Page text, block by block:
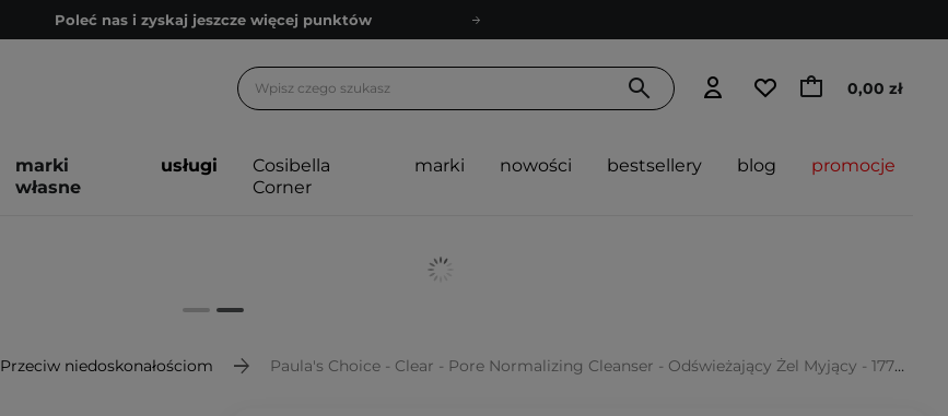
Poleć nas i zyskaj jeszcze więcej punktów
Bezpłatne konsultacje kosmetologiczne
Poleć nas i zyskaj jeszcze więcej punktów
0,00 zł
marki
własne
usługi
Cosibella
Corner
marki nowości bestsellery blog promocje
Przeciw niedoskonałościom Paula's Choice - Clear - Pore Normalizing Cleanser - Odświeżający Żel Myjący - 177ml